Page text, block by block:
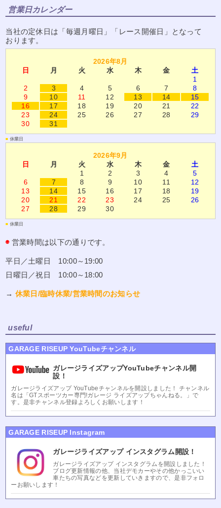
営業日カレンダー
当社の定休日は「毎週月曜日」「レース開催日」となって
おります。
2026年8月
日
月 火 水 木 金
土
1
2
3 4 5 6 7
8
9
10 11 12 13 14
15
16
17 18 19 20 21
22
23
24 25 26 27 28
29
30
31
■ 休業日
2026年9月
日
月 火 水 木 金
土
1
2 3 4
5
6
7 8 9 10 11
12
13
14 15 16 17 18
19
20
21 22 23 24 25
26
27
28 29 30
■ 休業日
◉ 営業時間は以下の通りです。
平日／土曜日 10:00～19:00
日曜日／祝日 10:00～18:00
→ 休業日/臨時休業/営業時間のお知らせ
useful
GARAGE RISEUP YouTubeチャンネル
ガレージライズアップYouTubeチャンネル開
設！
ガレージライズアップ YouTubeチャンネルを開設しました！ チャンネル
名は「GTスポーツカー専門!ガレージ ライズアップちゃんねる。」で
す。是非チャンネル登録よろしくお願いします！
GARAGE RISEUP Instagram
ガレージライズアップ インスタグラム開設！
ガレージライズアップ インスタグラムを開設しました！
ブログ更新情報の他、当社デモカーやその他かっこいい
車たちの写真などを更新していきますので、是非フォロ
ーお願いします！